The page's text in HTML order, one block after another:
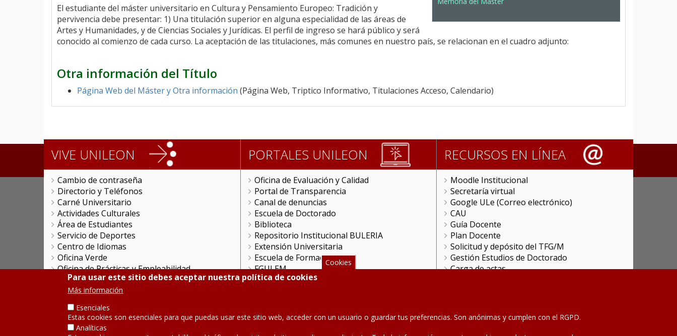
El estudiante del máster universitario en Cultura y Pensamiento Europeo: Tradición y
pervivencia debe presentar: 1) Una titulación superior en alguna especialidad de las áreas de
Artes y Humanidades, y de Ciencias Sociales y Jurídicas. El perfil de ingreso se hará público y será
conocido al comienzo de cada curso. La aceptación de las titulaciones, más comunes en nuestro país, se relacionan en el cuadro adjunto:
Otra información del Título
Página Web del Máster y Otra información (Página Web, Triptico Informativo, Titulaciones Acceso, Calendario)
VIVE UNILEON
Cambio de contraseña
Directorio y Teléfonos
Carné Universitario
Actividades Culturales
Área de Estudiantes
Servicio de Deportes
Centro de Idiomas
Oficina Verde
Oficina de Prácticas y Empleabilidad
Colegio Mayor San Isidoro
Colegio Mayor 'La Tebaida'
Servicios Universitarios Generales
Promociones Comerciales
Objetivos de Desarrollo Sostenible
PORTALES UNILEON
Oficina de Evaluación y Calidad
Portal de Transparencia
Canal de denuncias
Escuela de Doctorado
Biblioteca
Repositorio Institucional BULERIA
Extensión Universitaria
Escuela de Formación
FGULEM
Videoteca
HRS4R en la ULE
Portal Científico
RECURSOS EN LÍNEA
Moodle Institucional
Secretaría virtual
Google ULe (Correo electrónico)
CAU
Guía Docente
Plan Docente
Solicitud y depósito del TFG/M
Gestión Estudios de Doctorado
Carga de actas
Perfil del Contratante
Portal del Empleado
Cookies
Para usar este sitio debes aceptar nuestra política de cookies
Más información
Esenciales
Estas cookies son esenciales para que puedas usar este sitio web, acceder con un usuario o guardar tus preferencias. Son anónimas y cumplen con el RGPD.
Analíticas